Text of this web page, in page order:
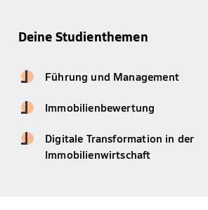
Deine Studienthemen
Führung und Management
Immobilienbewertung
Digitale Transformation in der
Immobilienwirtschaft